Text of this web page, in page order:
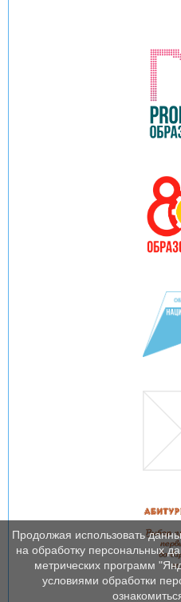
Продолжая использовать
на обработку персональных
метрических программ
условиями обработки